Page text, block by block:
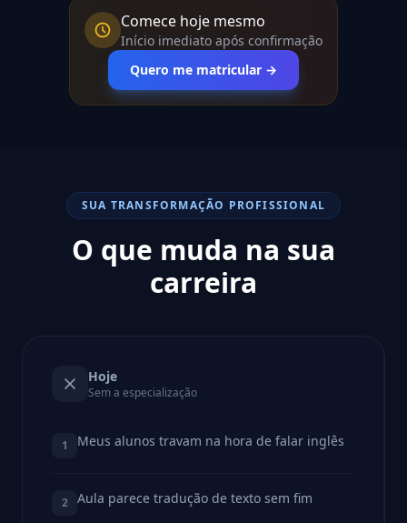
Comece hoje mesmo
Início imediato após confirmação
Quero me matricular →
SUA TRANSFORMAÇÃO PROFISSIONAL
O que muda na sua
carreira
Hoje
Sem a especialização
1 Meus alunos travam na hora de falar inglês
2 Aula parece tradução de texto sem fim